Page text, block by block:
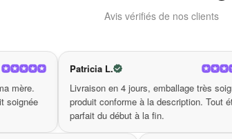
femme motif hippie, vous aurez
cet accessoire irrésistible et soyez la star
Avis vérifiés de nos clients
L.
en 4 jours, emballage très soigné,
conforme à la description. Tout était
Sandrine
Reçu très
mes attentes.